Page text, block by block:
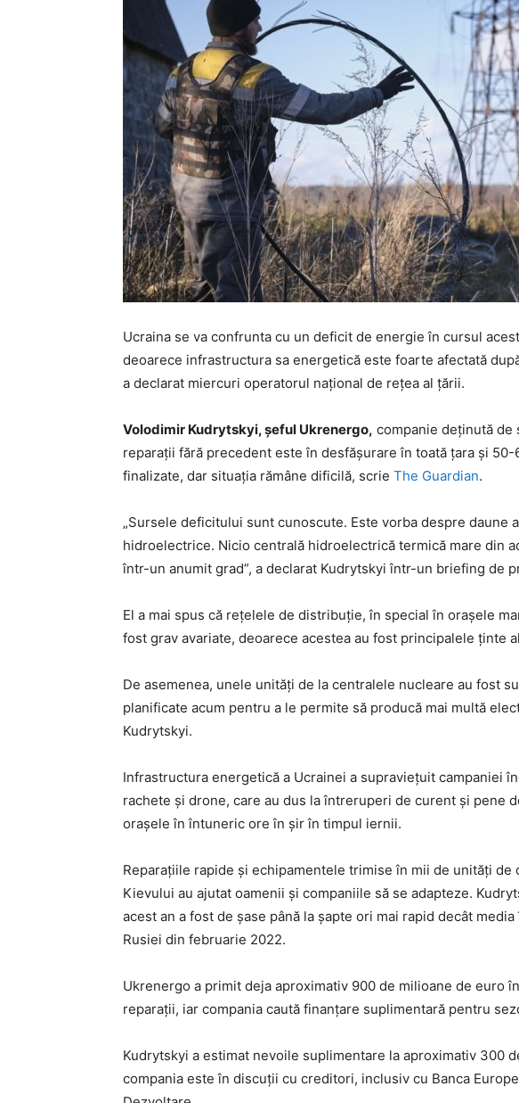
Ucraina se va confrunta cu un deficit de energie în cursul
deoarece infrastructura sa energetică este foarte afectată
a declarat miercuri operatorul național de rețea al țării.
Volodimir Kudrytskyi, șeful Ukrenergo, companie deținută de
reparații fără precedent este în desfășurare în toată țara și
finalizate, dar situația rămâne dificilă, scrie The Guardian.
„Sursele deficitului sunt cunoscute. Este vorba despre daune
hidroelectrice. Nicio centrală hidroelectrică termică mare din
într-un anumit grad”, a declarat Kudrytskyi într-un briefing de
El a mai spus că rețelele de distribuție, în special în orașele
fost grav avariate, deoarece acestea au fost principalele ținte
De asemenea, unele unități de la centralele nucleare au fost
planificate acum pentru a le permite să producă mai multă
Kudrytskyi.
Infrastructura energetică a Ucrainei a supraviețuit campaniei
rachete și drone, care au dus la întreruperi de curent și pene
orașele în întuneric ore în șir în timpul iernii.
Reparațiile rapide și echipamentele trimise în mii de unități
Kievului au ajutat oamenii și companiile să se adapteze.
acest an a fost de șase până la șapte ori mai rapid decât
Rusiei din februarie 2022.
Ukrenergo a primit deja aproximativ 900 de milioane de euro
reparații, iar compania caută finanțare suplimentară pentru
Kudrytskyi a estimat nevoile suplimentare la aproximativ 300
compania este în discuții cu creditori, inclusiv cu Banca